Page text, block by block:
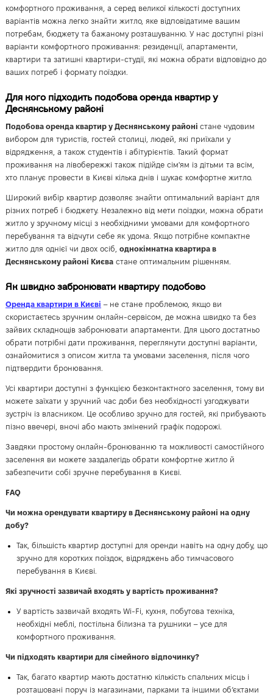
комфортного проживання, а серед великої кількості доступних
варіантів можна легко знайти житло, яке відповідатиме вашим
потребам, бюджету та бажаному розташуванню. У нас доступні різні
варіанти комфортного проживання: резиденції, апартаменти,
квартири та затишні квартири-студії, які можна обрати відповідно до
ваших потреб і формату поїздки.
Для кого підходить подобова оренда квартир у
Деснянському районі
Подобова оренда квартир у Деснянському районі стане чудовим
вибором для туристів, гостей столиці, людей, які приїхали у
відрядження, а також студентів і абітурієнтів. Такий формат
проживання на лівобережжі також підійде сім'ям із дітьми та всім,
хто планує провести в Києві кілька днів і шукає комфортне житло.
Широкий вибір квартир дозволяє знайти оптимальний варіант для
різних потреб і бюджету. Незалежно від мети поїздки, можна обрати
житло у зручному місці з необхідними умовами для комфортного
перебування та відчути себе як удома. Якщо потрібне компактне
житло для однієї чи двох осіб, однокімнатна квартира в
Деснянському районі Києва стане оптимальним рішенням.
Як швидко забронювати квартиру подобово
Оренда квартири в Києві – не стане проблемою, якщо ви
скористаєтесь зручним онлайн-сервісом, де можна швидко та без
зайвих складнощів забронювати апартаменти. Для цього достатньо
обрати потрібні дати проживання, переглянути доступні варіанти,
ознайомитися з описом житла та умовами заселення, після чого
підтвердити бронювання.
Усі квартири доступні з функцією безконтактного заселення, тому ви
можете заїхати у зручний час доби без необхідності узгоджувати
зустріч із власником. Це особливо зручно для гостей, які прибувають
пізно ввечері, вночі або мають змінений графік подорожі.
Завдяки простому онлайн-бронюванню та можливості самостійного
заселення ви можете заздалегідь обрати комфортне житло й
забезпечити собі зручне перебування в Києві.
FAQ
Чи можна орендувати квартиру в Деснянському районі на одну
добу?
Так, більшість квартир доступні для оренди навіть на одну добу, що
зручно для коротких поїздок, відряджень або тимчасового
перебування в Києві.
Які зручності зазвичай входять у вартість проживання?
У вартість зазвичай входять Wi-Fi, кухня, побутова техніка,
необхідні меблі, постільна білизна та рушники – усе для
комфортного проживання.
Чи підходять квартири для сімейного відпочинку?
Так, багато квартир мають достатню кількість спальних місць і
розташовані поруч із магазинами, парками та іншими об’єктами